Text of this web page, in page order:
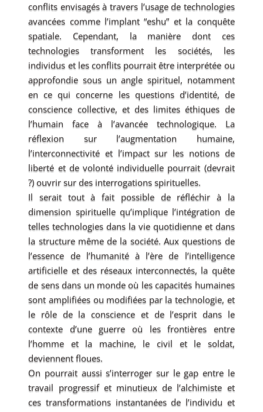
conflits envisagés à travers l’usage de technologies
avancées comme l’implant “eshu” et la conquête
spatiale. Cependant, la manière dont ces
technologies transforment les sociétés, les
individus et les conflits pourrait être interprétée ou
approfondie sous un angle spirituel, notamment
en ce qui concerne les questions d’identité, de
conscience collective, et des limites éthiques de
l’humain face à l’avancée technologique. La
réflexion sur l’augmentation humaine,
l’interconnectivité et l’impact sur les notions de
liberté et de volonté individuelle pourrait (devrait
?) ouvrir sur des interrogations spirituelles.
Il serait tout à fait possible de réfléchir à la
dimension spirituelle qu’implique l’intégration de
telles technologies dans la vie quotidienne et dans
la structure même de la société. Aux questions de
l’essence de l’humanité à l’ère de l’intelligence
artificielle et des réseaux interconnectés, la quête
de sens dans un monde où les capacités humaines
sont amplifiées ou modifiées par la technologie, et
le rôle de la conscience et de l’esprit dans le
contexte d’une guerre où les frontières entre
l’homme et la machine, le civil et le soldat,
deviennent floues.
On pourrait aussi s’interroger sur le gap entre le
travail progressif et minutieux de l’alchimiste et
ces transformations instantanées de l’individu et